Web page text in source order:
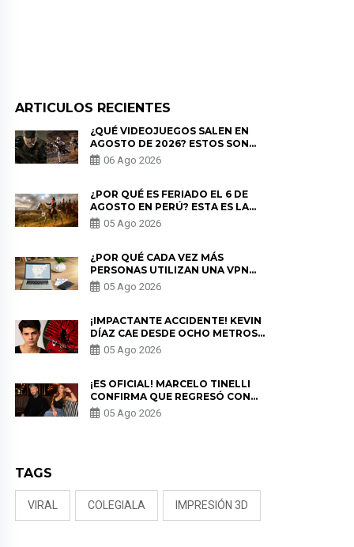
ARTICULOS RECIENTES
¿QUÉ VIDEOJUEGOS SALEN EN
AGOSTO DE 2026? ESTOS SON
LOS ESTRENOS MÁS ESPERADOS
06 Ago 2026
¿POR QUÉ ES FERIADO EL 6 DE
AGOSTO EN PERÚ? ESTA ES LA
HISTORIA
05 Ago 2026
¿POR QUÉ CADA VEZ MÁS
PERSONAS UTILIZAN UNA VPN
PARA PROTEGER SU
PRIVACIDAD?
05 Ago 2026
¡IMPACTANTE ACCIDENTE! KEVIN
DÍAZ CAE DESDE OCHO METROS
EN “ESTO ES GUERRA” Y GENERA
PREOCUPACIÓN
05 Ago 2026
¡ES OFICIAL! MARCELO TINELLI
CONFIRMA QUE REGRESÓ CON
MILETT FIGUEROA: “EL AMOR
PUDO MÁS”
05 Ago 2026
TAGS
VIRAL COLEGIALA IMPRESIÓN 3D